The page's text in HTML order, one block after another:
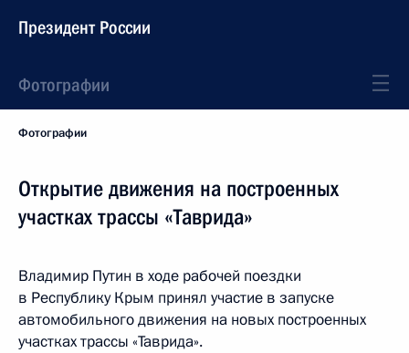
Президент России
Фотографии
Фотографии
Открытие движения на построенных
участках трассы «Таврида»
Владимир Путин в ходе рабочей поездки
в Республику Крым принял участие в запуске
автомобильного движения на новых построенных
участках трассы «Таврида».